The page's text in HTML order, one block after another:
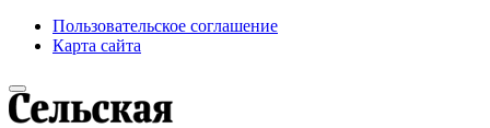
Пользовательское соглашение
Карта сайта